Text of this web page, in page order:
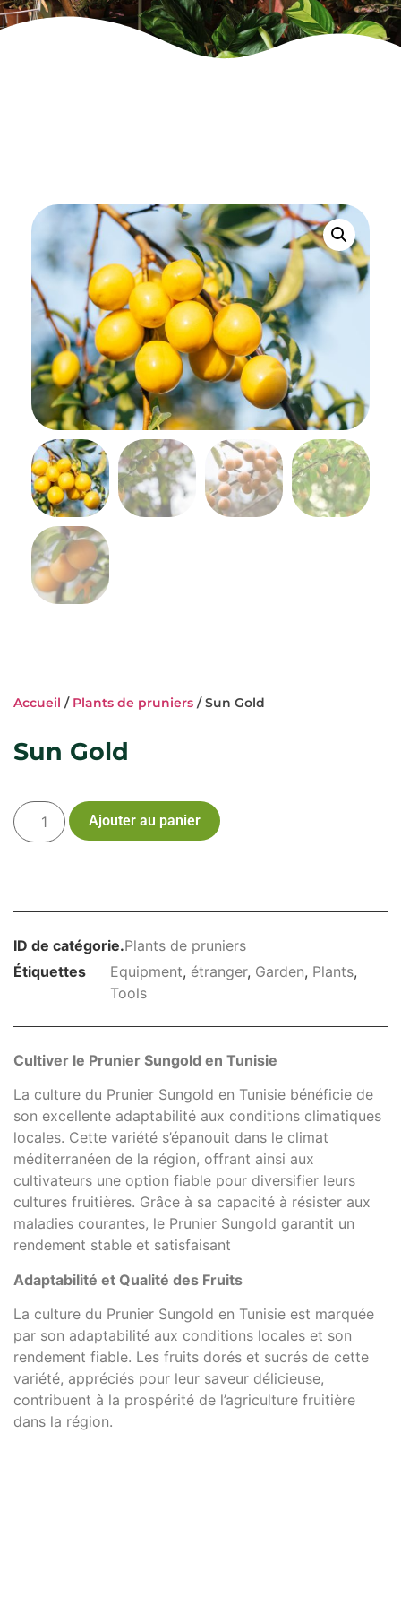
Accueil / Plants de pruniers / Sun Gold
Sun Gold
Ajouter au panier
ID de catégorie.Plants de pruniers
Étiquettes
Equipment, étranger, Garden, Plants,
Tools
Cultiver le Prunier Sungold en Tunisie
La culture du Prunier Sungold en Tunisie bénéficie de
son excellente adaptabilité aux conditions climatiques
locales. Cette variété s’épanouit dans le climat
méditerranéen de la région, offrant ainsi aux
cultivateurs une option fiable pour diversifier leurs
cultures fruitières. Grâce à sa capacité à résister aux
maladies courantes, le Prunier Sungold garantit un
rendement stable et satisfaisant
Adaptabilité et Qualité des Fruits
La culture du Prunier Sungold en Tunisie est marquée
par son adaptabilité aux conditions locales et son
rendement fiable. Les fruits dorés et sucrés de cette
variété, appréciés pour leur saveur délicieuse,
contribuent à la prospérité de l’agriculture fruitière
dans la région.